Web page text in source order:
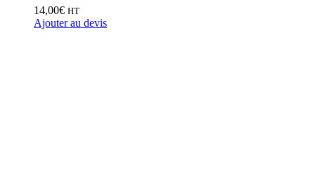
14,00€ HT
Ajouter au devis